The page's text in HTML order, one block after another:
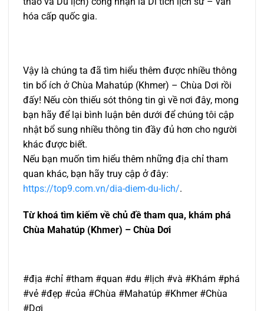
hóa cấp quốc gia.
Vậy là chúng ta đã tìm hiểu thêm được nhiều thông
tin bổ ích ở Chùa Mahatúp (Khmer) – Chùa Dơi rồi
đấy! Nếu còn thiếu sót thông tin gì về nơi đây, mong
bạn hãy để lại bình luận bên dưới để chúng tôi cập
nhật bổ sung nhiều thông tin đầy đủ hơn cho người
khác được biết.
Nếu bạn muốn tìm hiểu thêm những địa chỉ tham
quan khác, bạn hãy truy cập ở đây:
https://top9.com.vn/dia-diem-du-lich/.
Từ khoá tìm kiếm về chủ đề tham qua, khám phá
Chùa Mahatúp (Khmer) – Chùa Dơi
#địa #chỉ #tham #quan #du #lịch #và #Khám #phá
#vẻ #đẹp #của #Chùa #Mahatúp #Khmer #Chùa
#Dơi